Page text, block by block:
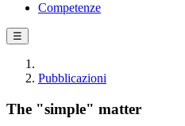
Competenze
☰
Pubblicazioni
The "simple" matter